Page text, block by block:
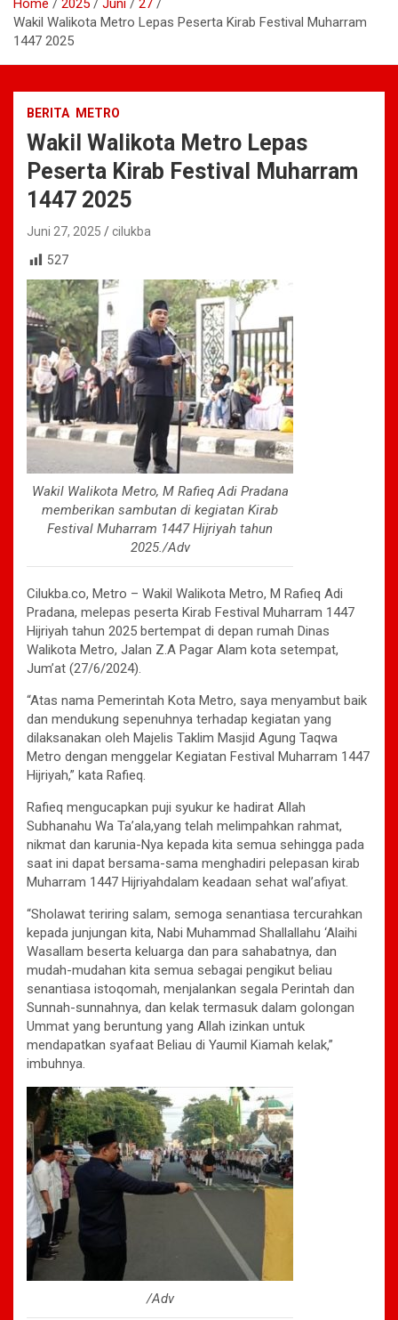
Home 2025 Juni
27
Wakil Walikota Metro Lepas Peserta Kirab Festival Muharram
1447 2025
BERITA METRO
Wakil Walikota Metro Lepas
Peserta Kirab Festival Muharram
1447 2025
Juni 27, 2025
cilukba
527
Wakil Walikota Metro, M Rafieq Adi Pradana
memberikan sambutan di kegiatan Kirab
Festival Muharram 1447 Hijriyah tahun
2025./Adv
Cilukba.co, Metro – Wakil Walikota Metro, M Rafieq Adi
Pradana, melepas peserta Kirab Festival Muharram 1447
Hijriyah tahun 2025 bertempat di depan rumah Dinas
Walikota Metro, Jalan Z.A Pagar Alam kota setempat,
Jum’at (27/6/2024).
“Atas nama Pemerintah Kota Metro, saya menyambut baik
dan mendukung sepenuhnya terhadap kegiatan yang
dilaksanakan oleh Majelis Taklim Masjid Agung Taqwa
Metro dengan menggelar Kegiatan Festival Muharram 1447
Hijriyah,” kata Rafieq.
Rafieq mengucapkan puji syukur ke hadirat Allah
Subhanahu Wa Ta’ala,yang telah melimpahkan rahmat,
nikmat dan karunia-Nya kepada kita semua sehingga pada
saat ini dapat bersama-sama menghadiri pelepasan kirab
Muharram 1447 Hijriyahdalam keadaan sehat wal’afiyat.
“Sholawat teriring salam, semoga senantiasa tercurahkan
kepada junjungan kita, Nabi Muhammad Shallallahu ‘Alaihi
Wasallam beserta keluarga dan para sahabatnya, dan
mudah-mudahan kita semua sebagai pengikut beliau
senantiasa istoqomah, menjalankan segala Perintah dan
Sunnah-sunnahnya, dan kelak termasuk dalam golongan
Ummat yang beruntung yang Allah izinkan untuk
mendapatkan syafaat Beliau di Yaumil Kiamah kelak,”
imbuhnya.
/Adv